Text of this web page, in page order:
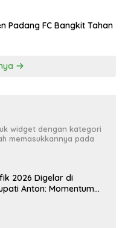
Padang FC Bangkit Tahan
widget dengan kategori
memasukkannya pada
2026 Digelar di
Anton: Momentum